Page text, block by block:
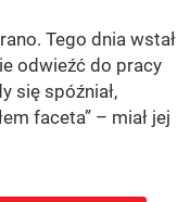
Tego dnia wstał
odwieźć do pracy
się spóźniał,
faceta” – miał jej